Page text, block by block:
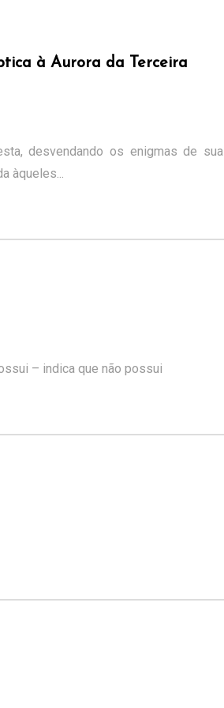
à Aurora da Terceira
desvendando os enigmas de sua
àqueles...
– indica que não possui